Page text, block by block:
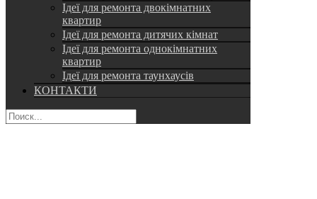
Ідеї для ремонта двокімнатних
квартир
Ідеї для ремонта дитячих кімнат
Ідеї для ремонта однокімнатних
квартир
Ідеї для ремонта таунхаусів
КОНТАКТИ